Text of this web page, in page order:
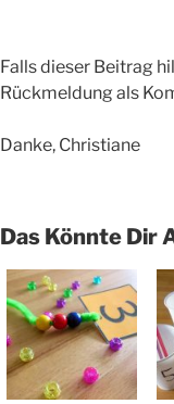
Falls dieser Beitrag
Rückmeldung als
Danke, Christiane
Das Könnte Dir